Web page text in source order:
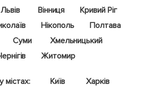
Львів Вінниця
Кривий Ріг
Нікополь
Полтава
Суми
Хмельницький
Житомир
містах: Київ
Харків